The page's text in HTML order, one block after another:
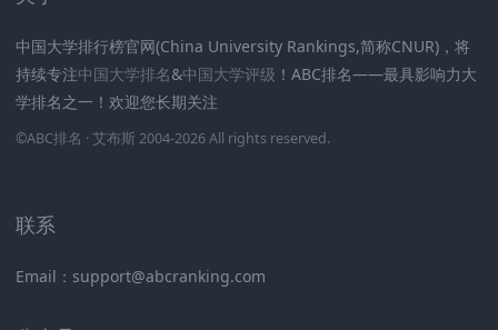
中国大学排行榜官网(China University Rankings,简称CNUR)，将
持续专注中国大学排名&中国大学评级 ！ABC排名——最具影响力大
学排名之一！欢迎您长期关注
©ABC排名 · 艾布斯 2004-2026 All rights reserved.
联系
Email：support@abcranking.com